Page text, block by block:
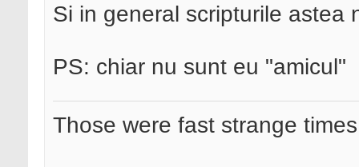
Si in general scripturile astea
PS: chiar nu sunt eu "amicul"
Those were fast strange